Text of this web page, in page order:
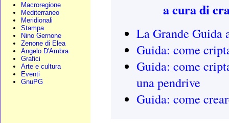
Macroregione
Mediterraneo
Meridionali
Stampa
Nino Gernone
Zenone di Elea
Angelo D'Ambra
Grafici
Arte e cultura
Eventi
GnuPG
a cura di
La Grande Guida
Guida: come
Guida: come
una pendrive
Guida: come